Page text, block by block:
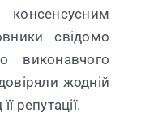
свідомо
виконавчого
жодній
репутації.